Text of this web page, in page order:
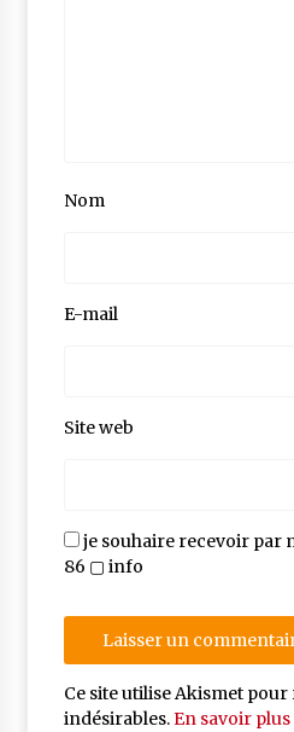
Nom
E-mail
Site web
je souhaire recevoir par
86 ▢ info
Ce site utilise Akismet pour
indésirables.En savoir